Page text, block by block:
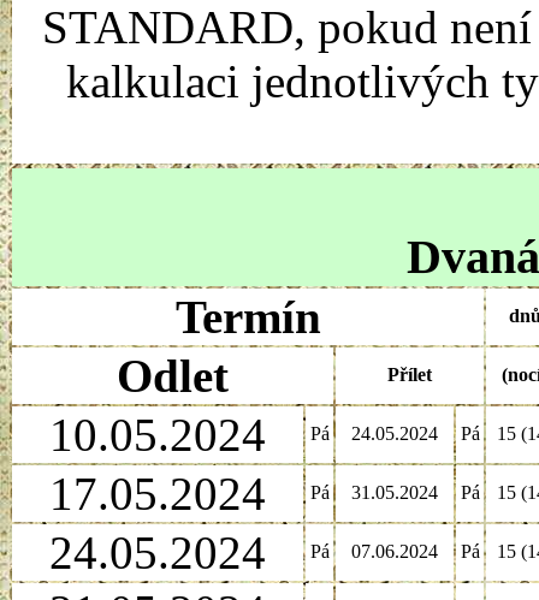
STANDARD, pokud
kalkulaci jednotlivých
Termín
Odlet Přílet
10.05.2024 Pá 24.05.2024 Pá 15
17.05.2024 Pá 31.05.2024 Pá 15
24.05.2024 Pá 07.06.2024 Pá 15